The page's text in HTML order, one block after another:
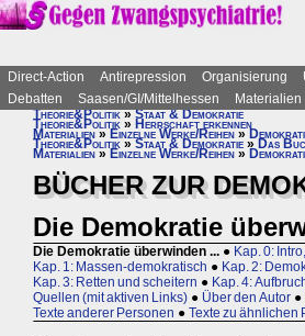
Direct-Action Antirepression Organisierung
Debatten
Saasen/GI/Mittelhessen Materialien
Theorie&Politik»Staat & Demokratie
Theorie&Politik » Herrschaft erkennen
Materialien » Einzelne Werke/Reihen »
Theorie&Politik » Staat & Demokratie » Das
Materialien » Einzelne Werke/Reihen »
BÜCHER ZUR
Die Demokratie
Die Demokratie überwinden ... ● Kap. 0:
Kap. 1: Massen-demokratisch ● Kap. 2:
Kap. 3: Retten und scheitern ● Kap. 4:
Quellen (mit aktiven Links) ● Über den Autor ●
Texte anderer Personen ● Texte zu ähnlichen